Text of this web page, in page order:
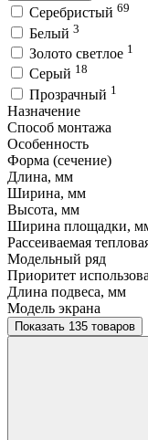
Серебристый 69
Белый 3
Золото светлое 1
Серый 18
Прозрачный 1
Назначение
Способ монтажа
Особенность
Форма (сечение)
Длина, мм
Ширина, мм
Высота, мм
Ширина площадки,
Рассеиваемая
Модельный ряд
Приоритет
Длина подвеса, мм
Модель экрана
Показать 135 товаров